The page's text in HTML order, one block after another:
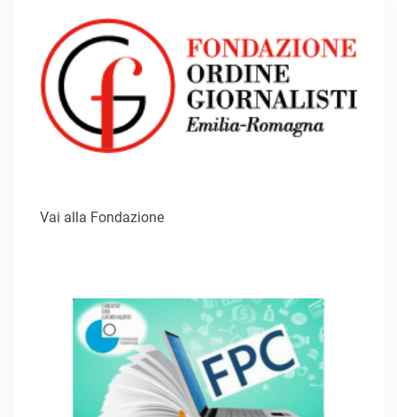
Vai alla Fondazione